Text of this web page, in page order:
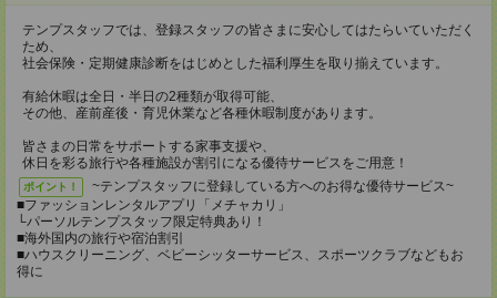
テンプスタッフでは、登録スタッフの皆さまに安心してはたらいていただく
ため、
社会保険・定期健康診断をはじめとした福利厚生を取り揃えています。
有給休暇は全日・半日の2種類が取得可能、
その他、産前産後・育児休業など各種休暇制度があります。
皆さまの日常をサポートする家事支援や、
休日を彩る旅行や各種施設が割引になる優待サービスをご用意！
ポイント！
~テンプスタッフに登録している方へのお得な優待サービス~
■ファッションレンタルアプリ「メチャカリ」
└パーソルテンプスタッフ限定特典あり！
■海外国内の旅行や宿泊割引
■ハウスクリーニング、ベビーシッターサービス、スポーツクラブなどもお
得に